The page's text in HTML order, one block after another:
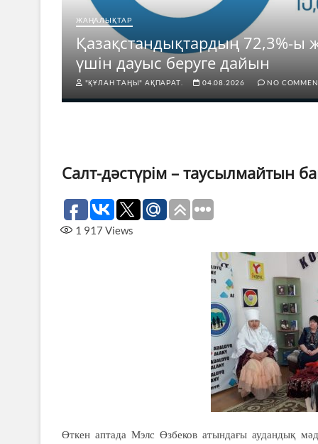
ЖАҢАЛЫҚТАР
Қазақстандықтардың 72,3%-ы
үшін дауыс беруге дайын
"ҚҰЛАН ТАҢЫ" АҚПАРАТ. 04.08.2026 NO
Салт-дәстүрім – таусылмайтын
1 917 Views
Өткен аптада Мэлс Өзбеков атындағы аудандық